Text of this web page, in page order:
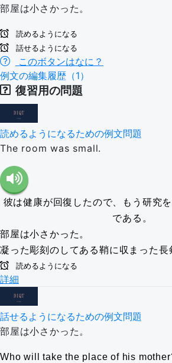
部屋は小さかった。
読めるようになる
話せるようになる
このボタンはなに？
例文の編集履歴（1）
復習用の問題
読めるようになるための例文問題
The room was small.
彼は健康が回復したので、もう研究
である。
部屋は小さかった。
凝った彫刻のしてある鞘に収まった長
読めるようになる
詳細
話せるようになるための例文問題
部屋は小さかった。
Who will take the place of his